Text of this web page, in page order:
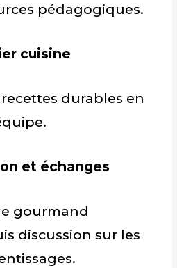
pédagogiques.
cuisine
durables en
et échanges
gourmand
discussion sur les